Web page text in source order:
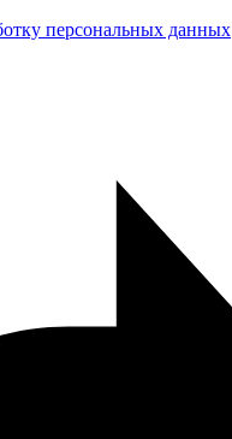
персональных данных